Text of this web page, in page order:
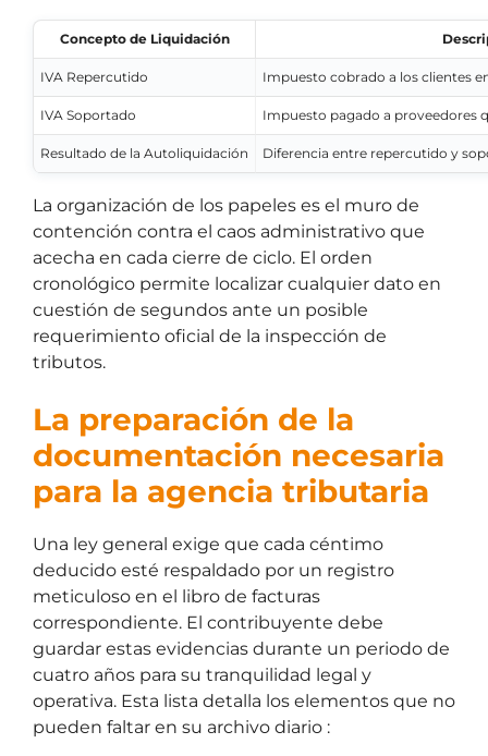
Concepto de Liquidación
IVA Repercutido Impuesto cobrado a los clientes
IVA Soportado Impuesto pagado a proveedores
Resultado de la Autoliquidación Diferencia entre repercutido y
La organización de los papeles es el muro de
contención contra el caos administrativo que
acecha en cada cierre de ciclo. El orden
cronológico permite localizar cualquier dato en
cuestión de segundos ante un posible
requerimiento oficial de la inspección de
tributos.
La preparación de la
documentación necesaria
para la agencia tributaria
Una ley general exige que cada céntimo
deducido esté respaldado por un registro
meticuloso en el libro de facturas
correspondiente. El contribuyente debe
guardar estas evidencias durante un periodo de
cuatro años para su tranquilidad legal y
operativa. Esta lista detalla los elementos que no
pueden faltar en su archivo diario :